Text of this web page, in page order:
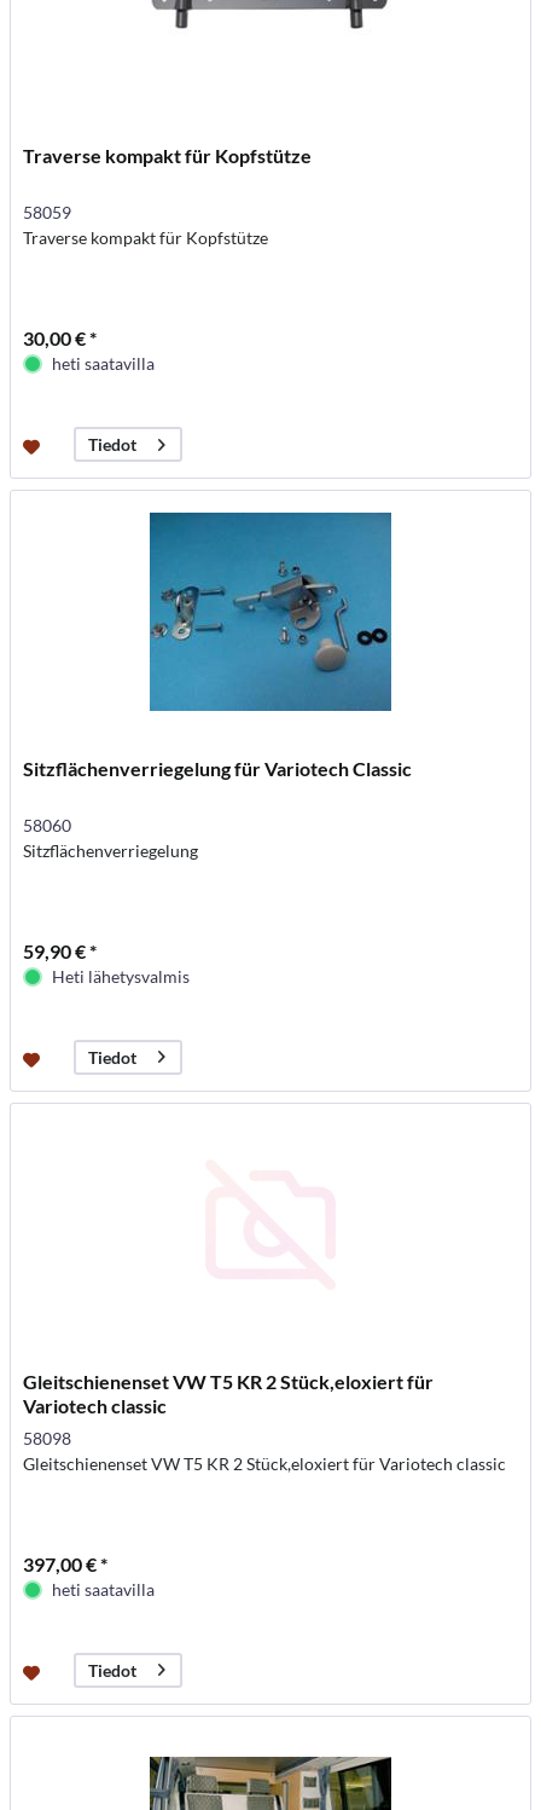
Traverse kompakt für Kopfstütze
58059
Traverse kompakt für Kopfstütze
30,00 € *
heti saatavilla
Tiedot
Sitzflächenverriegelung für Variotech Classic
58060
Sitzflächenverriegelung
59,90 € *
Heti lähetysvalmis
Tiedot
Gleitschienenset VW T5 KR 2 Stück,eloxiert für
Variotech classic
58098
Gleitschienenset VW T5 KR 2 Stück,eloxiert für Variotech classic
397,00 € *
heti saatavilla
Tiedot